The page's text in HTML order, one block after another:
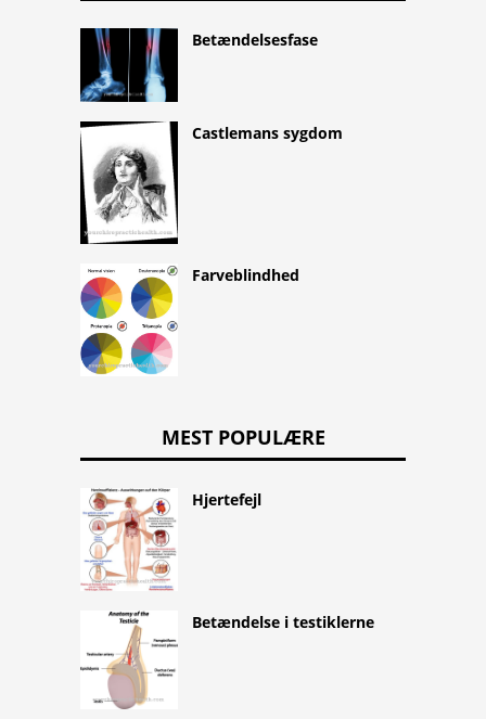
Betændelsesfase
Castlemans sygdom
Farveblindhed
MEST POPULÆRE
Hjertefejl
Betændelse i testiklerne